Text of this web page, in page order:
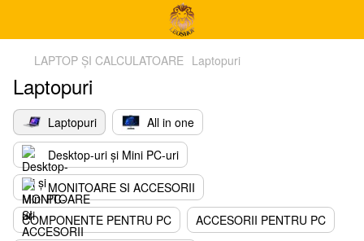
LAPTOP ȘI CALCULATOARE Laptopuri
Laptopuri
Laptopuri
All in one
Desktop-uri și Mini PC-uri
MONITOARE SI ACCESORII
COMPONENTE PENTRU PC
ACCESORII PENTRU PC